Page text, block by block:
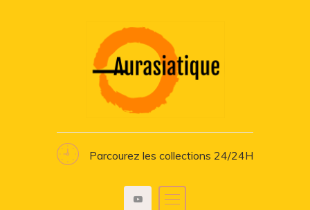
Parcourez les collections 24/24H